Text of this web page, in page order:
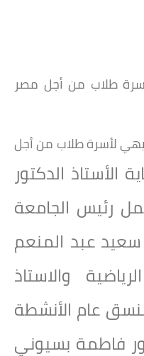
طلاب من أجل مصر
لأسرة طلاب من أجل
الأستاذ الدكتور
رئيس الجامعة
سعيد عبد المنعم
والاستاذ
عام الأنشطة
فاطمة بسيوني